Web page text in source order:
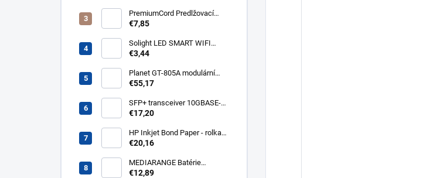
P300P256GM28
PremiumCord Predlžovací
kábel - sieť 230V, IEC 320 C13
€7,85
Solight LED SMART WIFI
žiarovka, GU10, 5W, RGB,
€3,44
Planet GT-805A modulární
konvertor Gigabit
805A
€55,17
SFP+ transceiver 10GBASE-
SR/SW, multirate, MM, OM3-
850nm VCSEL, LC dup., DMI ,
DELL komp.. SFP-PLUS-SR-
€17,20
HP Inkjet Bond Paper - rolka
24'' Q1396A
€20,16
MEDIARANGE Batérie
nabíjateľné AAA, USB-C, 4ks
€12,89